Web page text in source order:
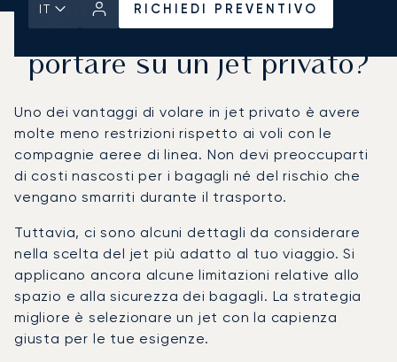
IT RICHIEDI PREVENTIVO
Quanti bagagli si possono
portare su un jet privato?
Uno dei vantaggi di volare in jet privato è avere
molte meno restrizioni rispetto ai voli con le
compagnie aeree di linea. Non devi preoccuparti
di costi nascosti per i bagagli né del rischio che
vengano smarriti durante il trasporto.
Tuttavia, ci sono alcuni dettagli da considerare
nella scelta del jet più adatto al tuo viaggio. Si
applicano ancora alcune limitazioni relative allo
spazio e alla sicurezza dei bagagli. La strategia
migliore è selezionare un jet con la capienza
giusta per le tue esigenze.